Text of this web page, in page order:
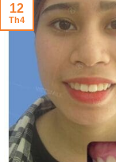
12
Th4